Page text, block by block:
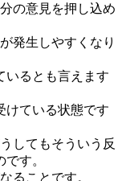
の意見を押し込め
発生しやすくなり
いるとも言えます
けている状態です
してもそういう反
す。
ることです。